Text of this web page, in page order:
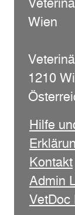
Wien
1210
Hilfe
Kontakt
Admin
VetDoc